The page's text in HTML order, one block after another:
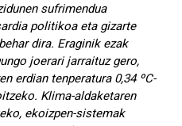
sufrimendua
politikoa eta gizarte
dira. Eraginik ezak
joerari jarraituz gero,
erdian tenperatura 0,34 ºC-
Klima-aldaketaren
ekoizpen-sistemak